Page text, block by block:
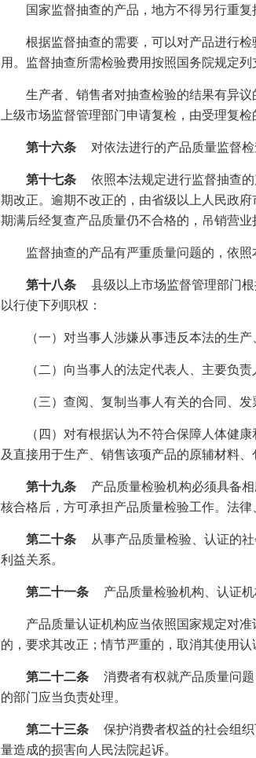
国家监督抽查的产品，地方不得另行重
根据监督抽查的需要，可以对产品进行
用。监督抽查所需检验费用按照国务院规定列
生产者、销售者对抽查检验的结果有异
上级市场监督管理部门申请复检，由受理复检
第十六条
对依法进行的产品质量监督
第十七条
依照本法规定进行监督抽查
期改正。逾期不改正的，由省级以上人民政
期满后经复查产品质量仍不合格的，吊销营业
监督抽查的产品有严重质量问题的，依照
第十八条
县级以上市场监督管理部门
以行使下列职权：
（一）对当事人涉嫌从事违反本法的生
（二）向当事人的法定代表人、主要负
（三）查阅、复制当事人有关的合同、
（四）对有根据认为不符合保障人体健
及直接用于生产、销售该项产品的原辅材料
第十九条
产品质量检验机构必须具备
核合格后，方可承担产品质量检验工作。法
第二十条
从事产品质量检验、认证的
利益关系。
第二十一条
产品质量检验机构、认证
产品质量认证机构应当依照国家规定对
的，要求其改正；情节严重的，取消其使用认
第二十二条
消费者有权就产品质量问
的部门应当负责处理。
第二十三条
保护消费者权益的社会组
量造成的损害向人民法院起诉。